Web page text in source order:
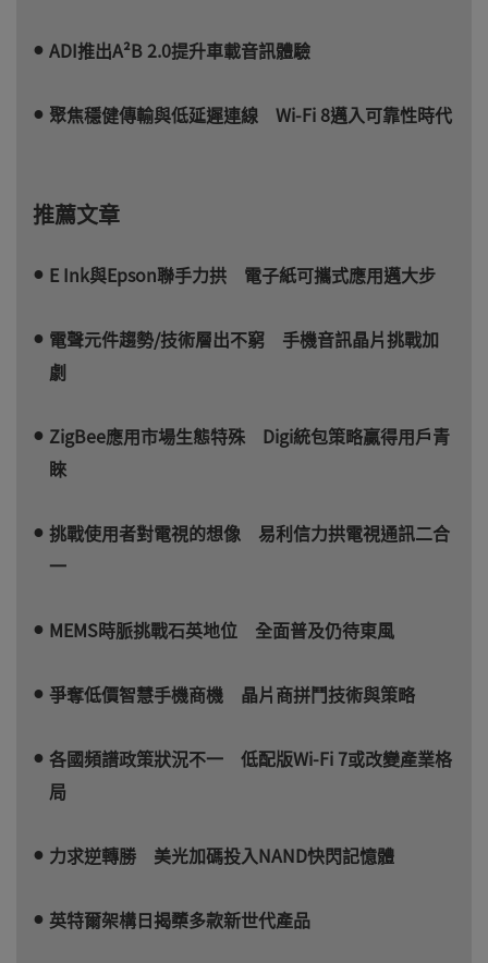
ADI推出A²B 2.0提升車載音訊體驗
聚焦穩健傳輸與低延遲連線 Wi-Fi 8邁入可靠性時代
推薦文章
E Ink與Epson聯手力拱 電子紙可攜式應用邁大步
電聲元件趨勢/技術層出不窮 手機音訊晶片挑戰加
劇
ZigBee應用市場生態特殊 Digi統包策略贏得用戶青
睞
挑戰使用者對電視的想像 易利信力拱電視通訊二合
一
MEMS時脈挑戰石英地位 全面普及仍待東風
爭奪低價智慧手機商機 晶片商拼鬥技術與策略
各國頻譜政策狀況不一 低配版Wi-Fi 7或改變產業格
局
力求逆轉勝 美光加碼投入NAND快閃記憶體
英特爾架構日揭櫫多款新世代產品